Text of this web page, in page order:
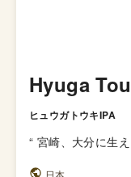
Hyuga
ヒュウガトウキIPA
“ 宮崎、大分に生
日本